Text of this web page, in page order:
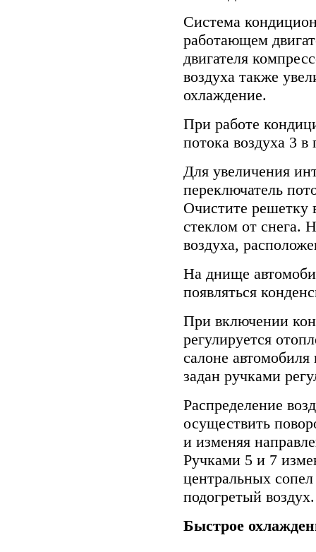
Система
работающем
двигателя
воздуха также
охлаждение.
При работе
потока воздуха 3
Для увеличения
переключатель
Очистите решетку
стеклом от снега.
воздуха,
На днище
появляться
При включении
регулируется
салоне
задан ручками
Распределение
осуществить
и изменяя
Ручками 5 и 7
центральных
подогретый воздух.
Быстрое